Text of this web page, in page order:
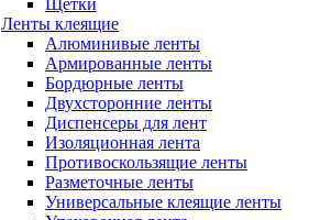
Щетки
Ленты клеящие
Алюминивые ленты
Армированные ленты
Бордюрные ленты
Двухсторонние ленты
Диспенсеры для лент
Изоляционная лента
Противоскользящие ленты
Разметочные ленты
Универсальные клеящие ленты